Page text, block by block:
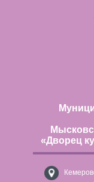
«Дворец